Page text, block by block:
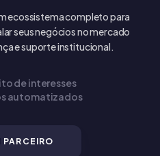
ecossistema completo para
seus negócios no mercado
e suporte institucional.
de interesses
automatizados
PARCEIRO